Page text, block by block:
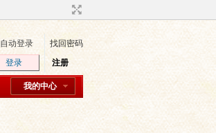
自动登录
找回密码
登录 注册
我的中心